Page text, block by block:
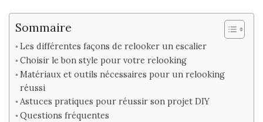
Sommaire
Les différentes façons de relooker un escalier
Choisir le bon style pour votre relooking
Matériaux et outils nécessaires pour un relooking
réussi
Astuces pratiques pour réussir son projet DIY
Questions fréquentes